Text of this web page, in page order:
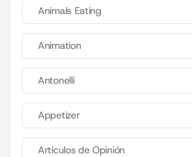
Animals Eating
Animation
Antonelli
Appetizer
Artículos de Opinión